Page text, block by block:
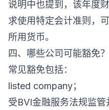
说明中也提到，该年度
求使用特定会计准则，
所用货币。
四、哪些公司可能豁免？
常见豁免包括：
listed company；
受BVI金融服务法规监